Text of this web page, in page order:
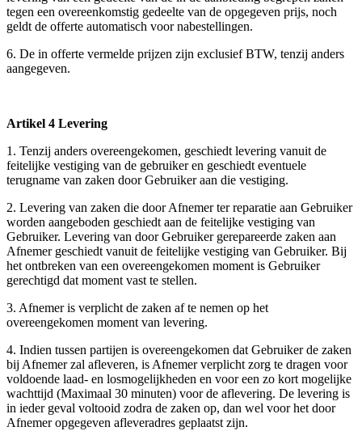
tegen een overeenkomstig gedeelte van de opgegeven prijs, noch
geldt de offerte automatisch voor nabestellingen.
6. De in offerte vermelde prijzen zijn exclusief BTW, tenzij anders
aangegeven.
Artikel 4 Levering
1. Tenzij anders overeengekomen, geschiedt levering vanuit de
feitelijke vestiging van de gebruiker en geschiedt eventuele
terugname van zaken door Gebruiker aan die vestiging.
2. Levering van zaken die door Afnemer ter reparatie aan Gebruiker
worden aangeboden geschiedt aan de feitelijke vestiging van
Gebruiker. Levering van door Gebruiker gerepareerde zaken aan
Afnemer geschiedt vanuit de feitelijke vestiging van Gebruiker. Bij
het ontbreken van een overeengekomen moment is Gebruiker
gerechtigd dat moment vast te stellen.
3. Afnemer is verplicht de zaken af te nemen op het
overeengekomen moment van levering.
4. Indien tussen partijen is overeengekomen dat Gebruiker de zaken
bij Afnemer zal afleveren, is Afnemer verplicht zorg te dragen voor
voldoende laad- en losmogelijkheden en voor een zo kort mogelijke
wachttijd (Maximaal 30 minuten) voor de aflevering. De levering is
in ieder geval voltooid zodra de zaken op, dan wel voor het door
Afnemer opgegeven afleveradres geplaatst zijn.